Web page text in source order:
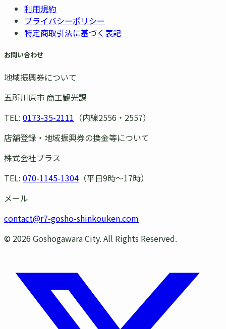
利用規約
プライバシーポリシー
特定商取引法に基づく表記
お問い合わせ
地域振興券について
五所川原市 商工観光課
TEL: 0173-35-2111 （内線2556・2557）
店舗登録・地域振興券の換金等について
株式会社プラス
TEL: 070-1145-1304 （平日9時〜17時）
メール
contact@r7-gosho-shinkouken.com
© 2026 Goshogawara City. All Rights Reserved.